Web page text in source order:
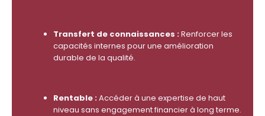
Transfert de connaissances :Renforcer les
capacités internes pour une amélioration
durable de la qualité.
Rentable :Accéder à une expertise de haut
niveau sans engagement financier à long terme.